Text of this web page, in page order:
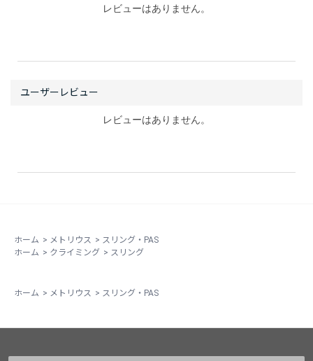
レビューはありません。
レビューはありません。
ホーム > メトリウス > スリング・PAS
ホーム > クライミング > スリング
ホーム > メトリウス > スリング・PAS